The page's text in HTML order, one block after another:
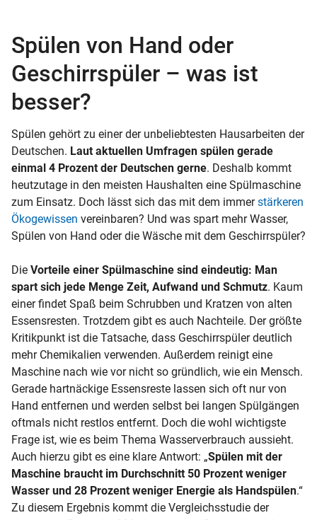
Spülen von Hand oder
Geschirrspüler – was ist
besser?
Spülen gehört zu einer der unbeliebtesten Hausarbeiten der
Deutschen. Laut aktuellen Umfragen spülen gerade
einmal 4 Prozent der Deutschen gerne. Deshalb kommt
heutzutage in den meisten Haushalten eine Spülmaschine
zum Einsatz. Doch lässt sich das mit dem immerstärkeren
Ökogewissen vereinbaren? Und was spart mehr Wasser,
Spülen von Hand oder die Wäsche mit dem Geschirrspüler?
Die Vorteile einer Spülmaschine sind eindeutig: Man
spart sich jede Menge Zeit, Aufwand und Schmutz. Kaum
einer findet Spaß beim Schrubben und Kratzen von alten
Essensresten. Trotzdem gibt es auch Nachteile. Der größte
Kritikpunkt ist die Tatsache, dass Geschirrspüler deutlich
mehr Chemikalien verwenden. Außerdem reinigt eine
Maschine nach wie vor nicht so gründlich, wie ein Mensch.
Gerade hartnäckige Essensreste lassen sich oft nur von
Hand entfernen und werden selbst bei langen Spülgängen
oftmals nicht restlos entfernt. Doch die wohl wichtigste
Frage ist, wie es beim Thema Wasserverbrauch aussieht.
Auch hierzu gibt es eine klare Antwort: „Spülen mit der
Maschine braucht im Durchschnitt 50 Prozent weniger
Wasser und 28 Prozent weniger Energie als Handspülen.“
Zu diesem Ergebnis kommt die Vergleichsstudie der